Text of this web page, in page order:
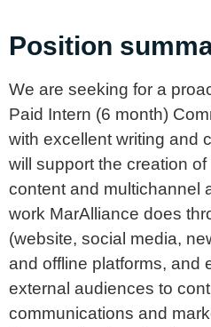
Position
We are seeking for a
Paid Intern (6 month)
with excellent writing and
will support the creation
content and multichannel
work MarAlliance does
(website, social media,
and offline platforms, and
external audiences to
communications and